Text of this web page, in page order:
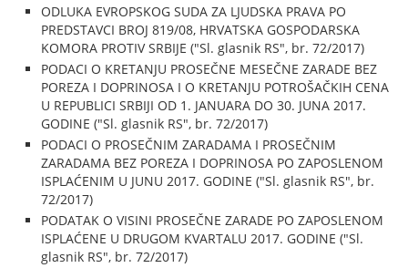
ODLUKA EVROPSKOG SUDA ZA LJUDSKA PRAVA PO
PREDSTAVCI BROJ 819/08, HRVATSKA GOSPODARSKA
KOMORA PROTIV SRBIJE ("Sl. glasnik RS", br. 72/2017)
PODACI O KRETANJU PROSEČNE MESEČNE ZARADE BEZ
POREZA I DOPRINOSA I O KRETANJU POTROŠAČKIH CENA
U REPUBLICI SRBIJI OD 1. JANUARA DO 30. JUNA 2017.
GODINE ("Sl. glasnik RS", br. 72/2017)
PODACI O PROSEČNIM ZARADAMA I PROSEČNIM
ZARADAMA BEZ POREZA I DOPRINOSA PO ZAPOSLENOM
ISPLAĆENIM U JUNU 2017. GODINE ("Sl. glasnik RS", br.
72/2017)
PODATAK O VISINI PROSEČNE ZARADE PO ZAPOSLENOM
ISPLAĆENE U DRUGOM KVARTALU 2017. GODINE ("Sl.
glasnik RS", br. 72/2017)